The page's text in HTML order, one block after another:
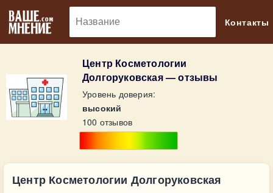
Контакты
Центр Косметологии
Долгоруковская — отзывы
Уровень доверия:
высокий
100 отзывов
Центр Косметологии Долгоруковская